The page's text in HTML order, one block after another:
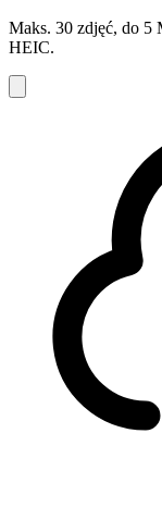
Maks. 30 zdjęć, do 5
HEIC.